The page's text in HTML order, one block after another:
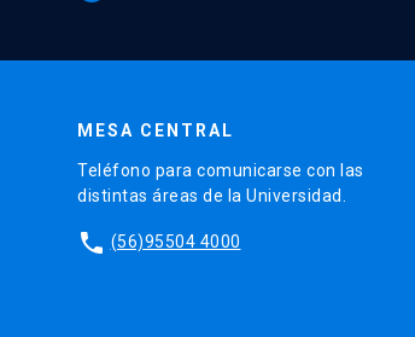
MESA CENTRAL
Teléfono para comunicarse con las
distintas áreas de la Universidad.
phone (56)95504 4000